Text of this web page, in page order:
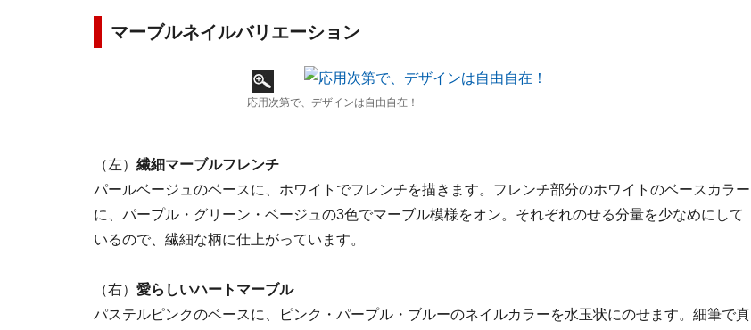
マーブルネイルバリエーション
応用次第で、デザインは自由自在！
（左） 繊細マーブルフレンチ
パールベージュのベースに、ホワイトでフレンチを描きます。フレンチ部分のホワイトのベースカラー
に、パープル・グリーン・ベージュの3色でマーブル模様をオン。それぞれのせる分量を少なめにして
いるので、繊細な柄に仕上がっています。
（右） 愛らしいハートマーブル
パステルピンクのベースに、ピンク・パープル・ブルーのネイルカラーを水玉状にのせます。細筆で真